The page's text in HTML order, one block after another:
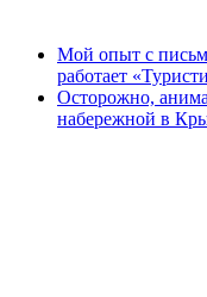
Мой опыт с
работает
Осторожно,
набережной в